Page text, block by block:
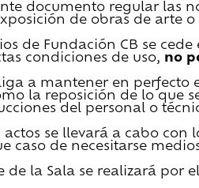
documento regular las
de obras de arte
de Fundación CB se
condiciones de uso, no
a mantener en perfecto
la reposición de lo que
del personal o
actos se llevará a cabo
caso de necesitarse
de la Sala se realizará por